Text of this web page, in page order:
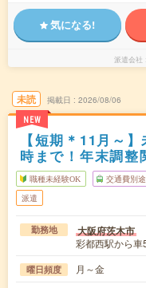
気になる!
派遣会社
未読
NEW
掲載日 2026/08/06
【短期＊11月～
時まで！年末調整
職種未経験OK 交通費別
派遣
勤務地 大阪府茨木市
彩都西駅から車
曜日頻度 月～金